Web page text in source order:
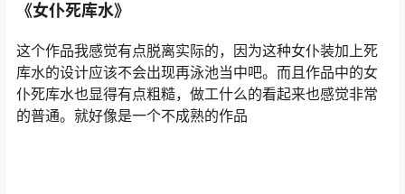
《女仆死库水》
这个作品我感觉有点脱离实际的，因为这种女仆装加上死
库水的设计应该不会出现再泳池当中吧。而且作品中的女
仆死库水也显得有点粗糙，做工什么的看起来也感觉非常
的普通。就好像是一个不成熟的作品